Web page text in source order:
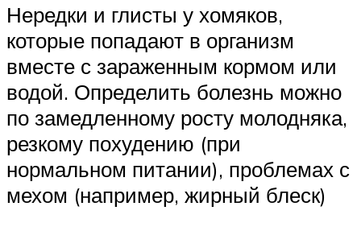
Нередки и глисты у хомяков,
которые попадают в организм
вместе с зараженным кормом или
водой. Определить болезнь можно
по замедленному росту молодняка,
резкому похудению (при
нормальном питании), проблемах с
мехом (например, жирный блеск)